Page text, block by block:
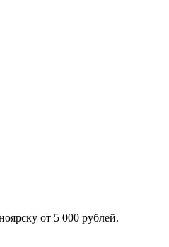
от 5 000 рублей.